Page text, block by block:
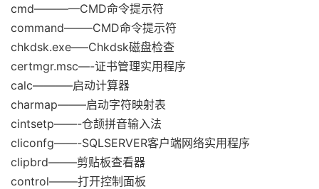
cmd————CMD命令提示符
command——–CMD命令提示符
chkdsk.exe—–Chkdsk磁盘检查
certmgr.msc—-证书管理实用程序
calc———–启动计算器
charmap——–启动字符映射表
cintsetp——-仓颉拼音输入法
cliconfg——-SQLSERVER客户端网络实用程序
clipbrd——–剪贴板查看器
control——–打开控制面板